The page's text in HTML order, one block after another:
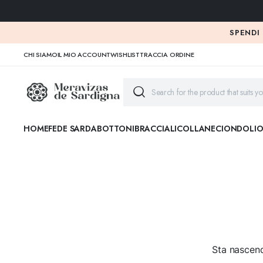
CHI SIAMOIL MIO ACCOUNTWISHLISTTRACCIA ORDINE
HOMEFEDE SARDABOTTONIBRACCIALICOLLANECIONDOLI
Sta